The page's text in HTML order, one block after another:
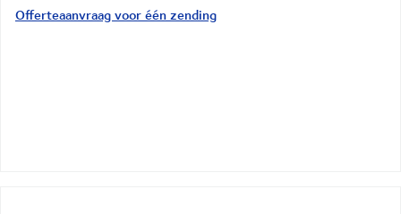
Offerteaanvraag voor één zending